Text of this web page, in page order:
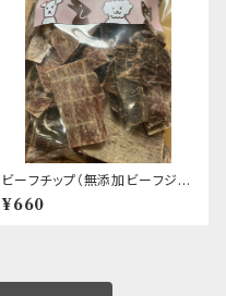
ビーフチップ（無添加ビーフジャ
ーキー） エリール
¥660